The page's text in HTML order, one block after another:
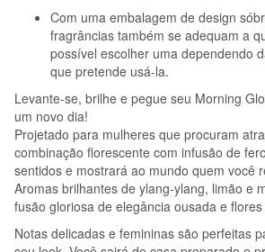
Com uma embalagem de design
fragrâncias também se adequam a
possível escolher uma dependendo
que pretende usá-la.
Levante-se, brilhe e pegue seu Morning
um novo dia!
Projetado para mulheres que procuram
combinação florescente com infusão de
sentidos e mostrará ao mundo quem você
Aromas brilhantes de ylang-ylang, limão e
fusão gloriosa de elegância ousada e
Notas delicadas e femininas são perfeitas